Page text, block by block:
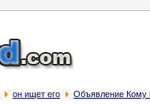
он ищет его Объявление Кому